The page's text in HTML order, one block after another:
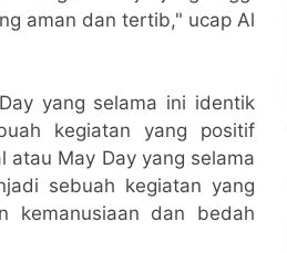
aman dan tertib," ucap Al
yang selama ini identik
kegiatan yang positif
atau May Day yang selama
sebuah kegiatan yang
kemanusiaan dan bedah